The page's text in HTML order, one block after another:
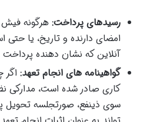
رسیدهای پرداخت: هرگونه فیش
امضای دارنده و تاریخ، یا
آنلاین که نشان دهنده
گواهینامه های انجام تعهد:
کاری صادر شده است، مدارکی
سوی ذینفع، صورتجلسه تحویل